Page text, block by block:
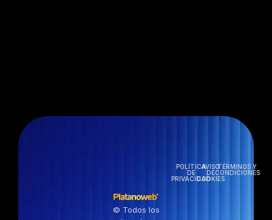
© Todos los
POLÍTICA
DE
PRIVACIDAD
AVISO
DE
COOKIES
TÉRMINOS Y
CONDICIONES